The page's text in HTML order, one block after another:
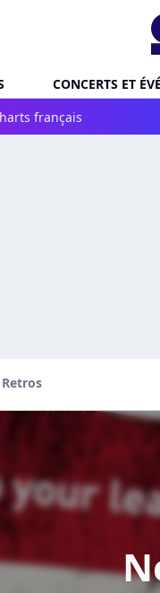
CONCERTS ET
français